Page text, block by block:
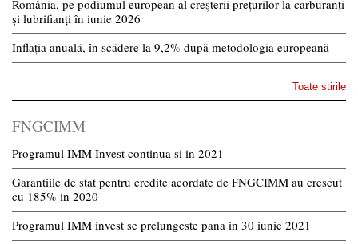
România, pe podiumul european al creșterii prețurilor la carburanți
și lubrifianți în iunie 2026
Inflația anuală, în scădere la 9,2% după metodologia europeană
Toate stirile
FNGCIMM
Programul IMM Invest continua si in 2021
Garantiile de stat pentru credite acordate de FNGCIMM au crescut
cu 185% in 2020
Programul IMM invest se prelungeste pana in 30 iunie 2021